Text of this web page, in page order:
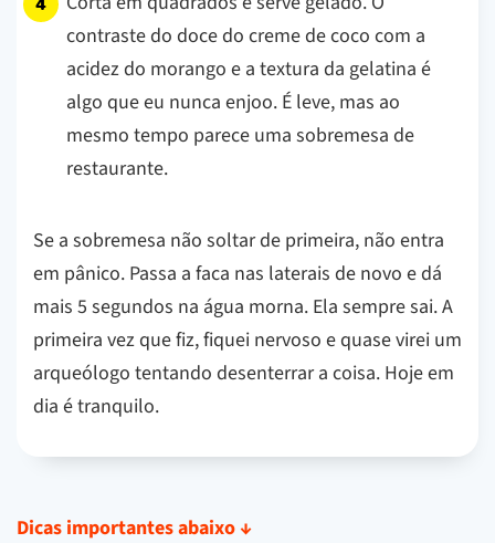
contraste do doce do creme de coco com a
acidez do morango e a textura da gelatina é
algo que eu nunca enjoo. É leve, mas ao
mesmo tempo parece uma sobremesa de
restaurante.
Se a sobremesa não soltar de primeira, não entra
em pânico. Passa a faca nas laterais de novo e dá
mais 5 segundos na água morna. Ela sempre sai. A
primeira vez que fiz, fiquei nervoso e quase virei um
arqueólogo tentando desenterrar a coisa. Hoje em
dia é tranquilo.
Dicas importantes abaixo ↓